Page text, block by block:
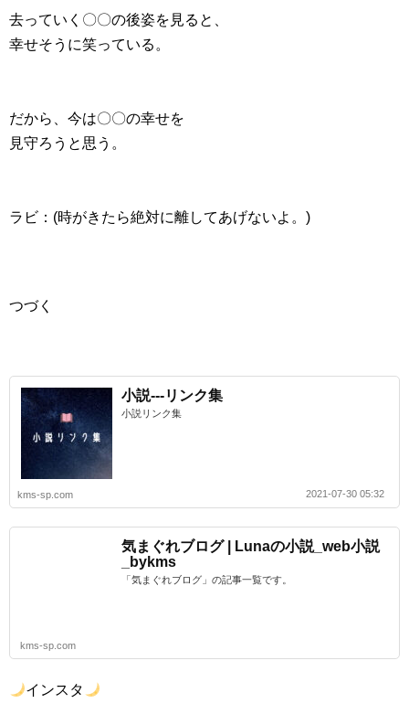
去っていく〇〇の後姿を見ると、
幸せそうに笑っている。
だから、今は〇〇の幸せを
見守ろうと思う。
ラビ：(時がきたら絶対に離してあげないよ。)
つづく
小説---リンク集
小説リンク集
kms-sp.com 2021-07-30 05:32
気まぐれブログ | Lunaの小説_web小説
_bykms
「気まぐれブログ」の記事一覧です。
kms-sp.com
インスタ